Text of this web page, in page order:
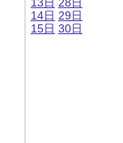
14日
15日
29日
30日